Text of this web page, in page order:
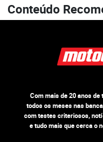
Conteúdo
Com mais de 20 anos de
todos os meses nas
com testes criteriosos,
e tudo mais que cerca o